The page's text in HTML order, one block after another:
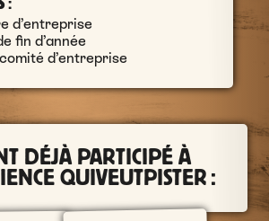
:
d’entreprise
fin d’année
d’entreprise
DÉJÀ PARTICIPÉ À
QUIVEUTPISTER :